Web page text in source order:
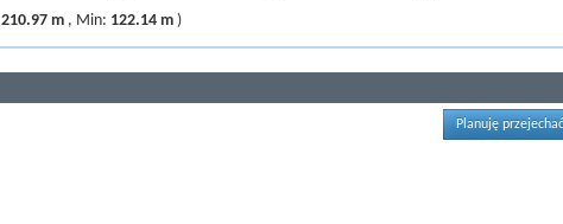
210.97 m , Min: 122.14 m )
Planuję